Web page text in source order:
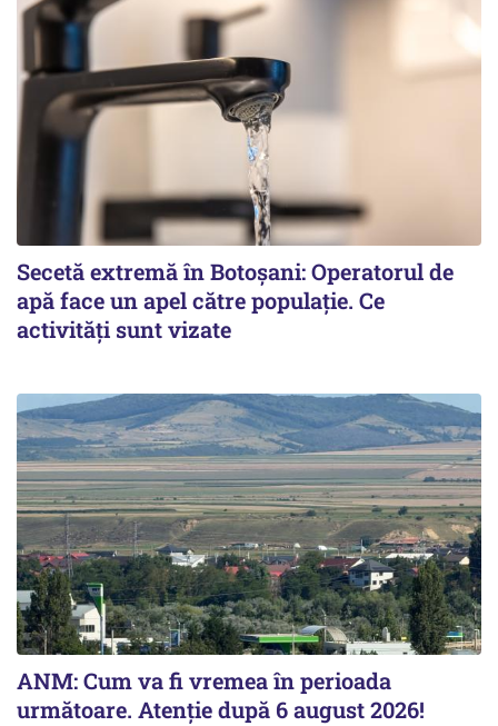
Secetă extremă în Botoșani: Operatorul de
apă face un apel către populație. Ce
activități sunt vizate
ANM: Cum va fi vremea în perioada
următoare. Atenție după 6 august 2026!